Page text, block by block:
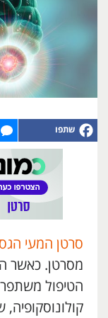
סרטן המעי הגס
מסרטן. כאשר
הטיפול